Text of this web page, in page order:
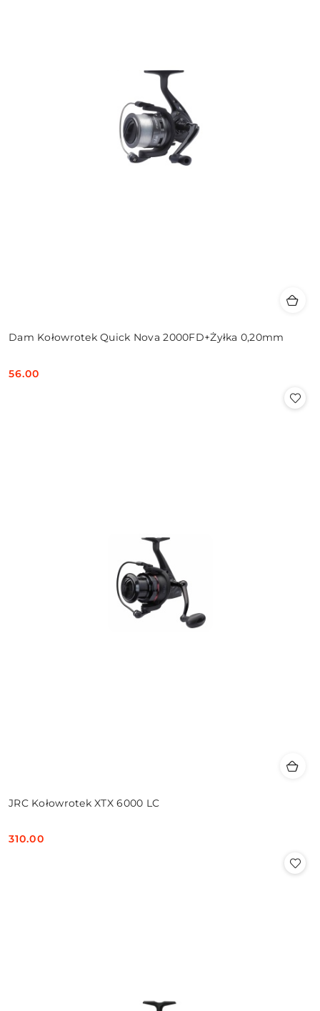
Dam Kołowrotek Quick Nova 2000FD+Żyłka 0,20mm
Cena:
56.00
JRC Kołowrotek XTX 6000 LC
Cena:
310.00